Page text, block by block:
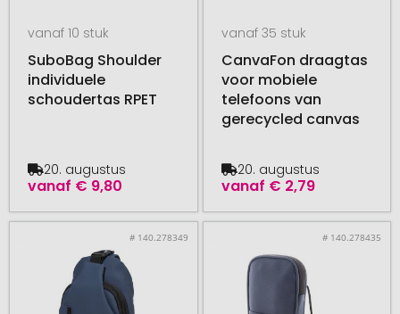
vanaf 10 stuk
SuboBag Shoulder
individuele
schoudertas RPET
vanaf € 9,80
20. augustus
vanaf 35 stuk
CanvaFon draagtas
voor mobiele
telefoons van
gerecycled canvas
vanaf € 2,79
20. augustus
# 140.278349 # 140.278435